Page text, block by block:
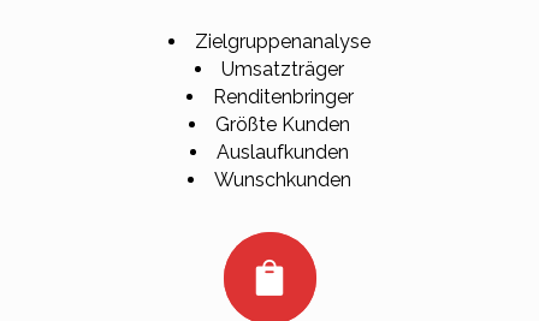
Zielgruppenanalyse
Umsatzträger
Renditenbringer
Größte Kunden
Auslaufkunden
Wunschkunden